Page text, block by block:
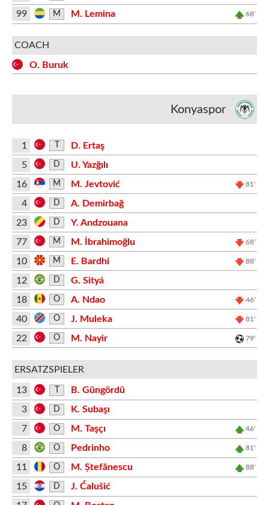
99
M M. Lemina 68'
COACH
O. Buruk
Konyaspor
1
D. Ertaş
5
D
U. Yazğılı
16
M M. Jevtović 81'
4 D
A. Demirbağ
23
D
Y. Andzouana
77
M M. İbrahimoğlu 68'
10 M E. Bardhi 88'
12 D
G. Sityá
18
O A. Ndao 46'
40 O J. Muleka 81'
22 O M. Nayir 79'
ERSATZSPIELER
13
B. Güngördü
3
D
K. Subaşı
7
O M. Taşçı 46'
8 O Pedrinho 81'
11 O M. Ștefănescu 88'
15 D
J. Ćalušić